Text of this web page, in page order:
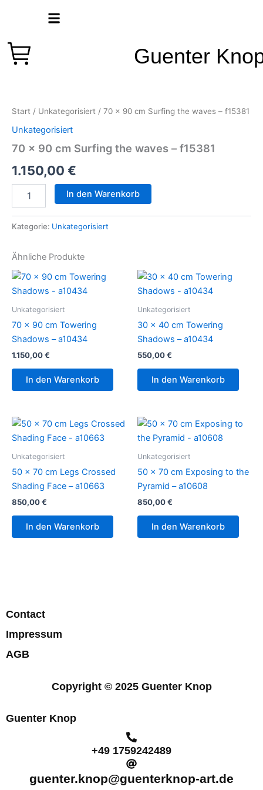
Guenter
Start / Unkategorisiert / 70 x 90 cm Surfing the waves – f15381
Unkategorisiert
70 x 90 cm Surfing the waves – f15381
1.150,00 €
cm
Surfing
waves
f15381
Menge
In den Warenkorb
Kategorie: Unkategorisiert
Ähnliche Produkte
Unkategorisiert
70 x 90 cm Towering
Shadows – a10434
1.150,00€
In den Warenkorb
Unkategorisiert
30 x 40 cm Towering
Shadows – a10434
550,00€
In den Warenkorb
Unkategorisiert
50 x 70 cm Legs Crossed
Shading Face – a10663
850,00€
In den Warenkorb
Unkategorisiert
50 x 70 cm Exposing to the
Pyramid – a10608
850,00€
In den Warenkorb
Contact
Impressum
AGB
Copyright © 2025 Guenter Knop
Guenter Knop
+49 1759242489
guenter.knop@guenterknop-art.de